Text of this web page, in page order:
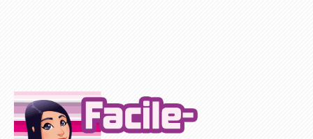
Exercices avec support Audio
Plus d'Exercices